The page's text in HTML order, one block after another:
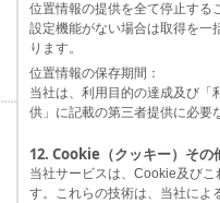
位置情報の提供を全て停止する
設定機能がない場合は取得を一
ります。
位置情報の保存期間：
当社は、利用目的の達成及び
供」に記載の第三者提供に必要
12. Cookie（クッキー）その
当社サービスは、Cookie及び
す。これらの技術は、当社によ